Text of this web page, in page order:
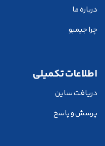
درباره ما
چرا جیمبو
اطلاعات تکمیلی
دریافت ساین
پرسش و پاسخ